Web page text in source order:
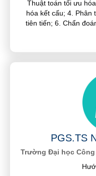
Thuật toán tối ưu
hóa kết cấu; 4. Phân
tiên tiến; 6. Chẩn
PGS.TS
Trường Đại học